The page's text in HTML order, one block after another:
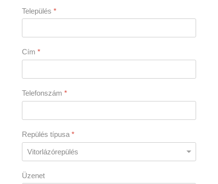
Település *
Cím *
Telefonszám *
Repülés típusa *
Üzenet